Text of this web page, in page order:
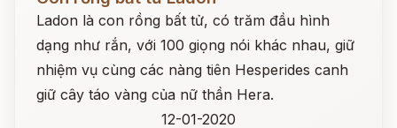
Ladon là con rồng bất tử, có trăm đầu hình
dạng như rắn, với 100 giọng nói khác nhau, giữ
nhiệm vụ cùng các nàng tiên Hesperides canh
giữ cây táo vàng của nữ thần Hera.
12-01-2020